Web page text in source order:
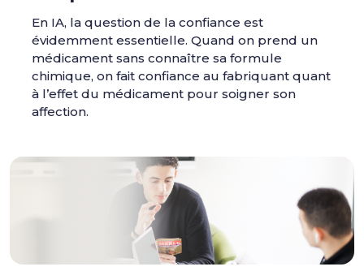
En IA, la question de la confiance est
évidemment essentielle. Quand on prend un
médicament sans connaître sa formule
chimique, on fait confiance au fabriquant quant
à l’effet du médicament pour soigner son
affection.